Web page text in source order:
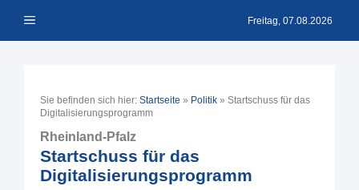
Inhalt Menü Freitag, 07.08.2026
Sie befinden sich hier: Startseite » Politik » Startschuss für das
Digitalisierungsprogramm
Rheinland-Pfalz
Startschuss für das
Digitalisierungsprogramm